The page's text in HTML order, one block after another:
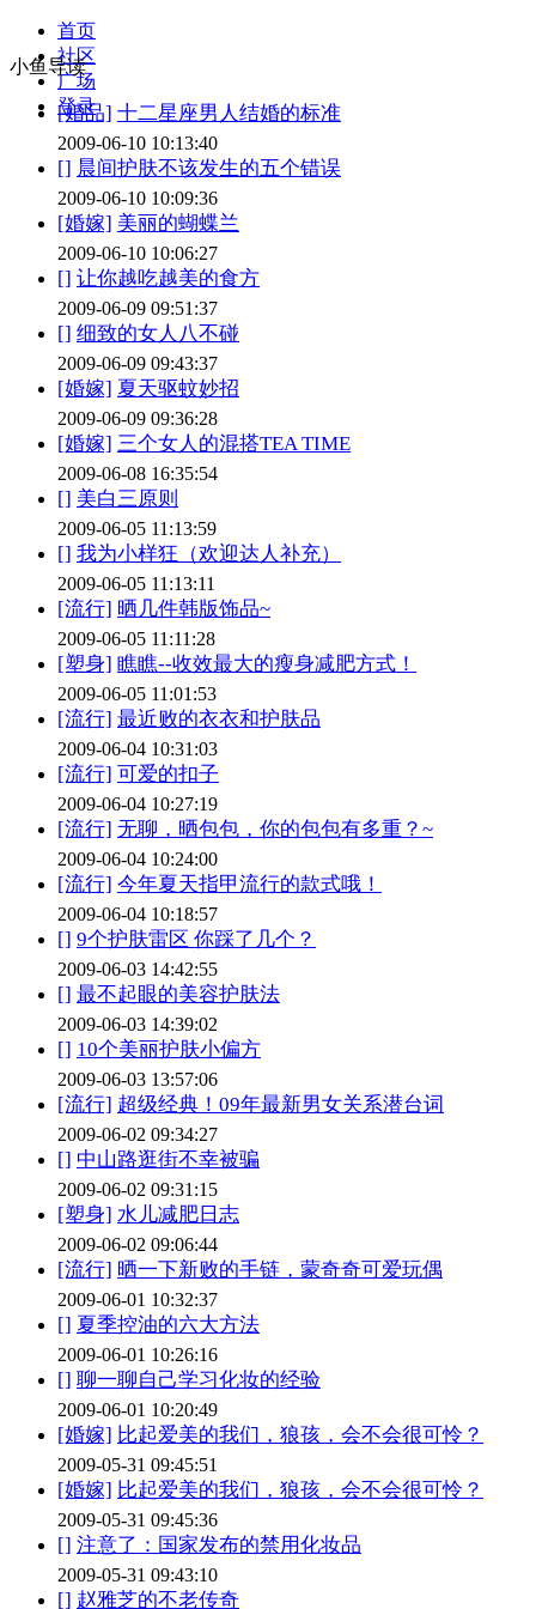
首页
社区
广场
登录
小鱼导读
[婚品] 十二星座男人结婚的标准
2009-06-10 10:13:40
[] 晨间护肤不该发生的五个错误
2009-06-10 10:09:36
[婚嫁] 美丽的蝴蝶兰
2009-06-10 10:06:27
[] 让你越吃越美的食方
2009-06-09 09:51:37
[] 细致的女人八不碰
2009-06-09 09:43:37
[婚嫁] 夏天驱蚊妙招
2009-06-09 09:36:28
[婚嫁] 三个女人的混搭TEA TIME
2009-06-08 16:35:54
[] 美白三原则
2009-06-05 11:13:59
[] 我为小样狂（欢迎达人补充）
2009-06-05 11:13:11
[流行] 晒几件韩版饰品~
2009-06-05 11:11:28
[塑身] 瞧瞧--收效最大的瘦身减肥方式！
2009-06-05 11:01:53
[流行] 最近败的衣衣和护肤品
2009-06-04 10:31:03
[流行] 可爱的扣子
2009-06-04 10:27:19
[流行] 无聊，晒包包，你的包包有多重？~
2009-06-04 10:24:00
[流行] 今年夏天指甲流行的款式哦！
2009-06-04 10:18:57
[] 9个护肤雷区 你踩了几个？
2009-06-03 14:42:55
[] 最不起眼的美容护肤法
2009-06-03 14:39:02
[] 10个美丽护肤小偏方
2009-06-03 13:57:06
[流行] 超级经典！09年最新男女关系潜台词
2009-06-02 09:34:27
[] 中山路逛街不幸被骗
2009-06-02 09:31:15
[塑身] 水儿减肥日志
2009-06-02 09:06:44
[流行] 晒一下新败的手链，蒙奇奇可爱玩偶
2009-06-01 10:32:37
[] 夏季控油的六大方法
2009-06-01 10:26:16
[] 聊一聊自己学习化妆的经验
2009-06-01 10:20:49
[婚嫁] 比起爱美的我们，狼孩，会不会很可怜？
2009-05-31 09:45:51
[婚嫁] 比起爱美的我们，狼孩，会不会很可怜？
2009-05-31 09:45:36
[] 注意了：国家发布的禁用化妆品
2009-05-31 09:43:10
[] 赵雅芝的不老传奇